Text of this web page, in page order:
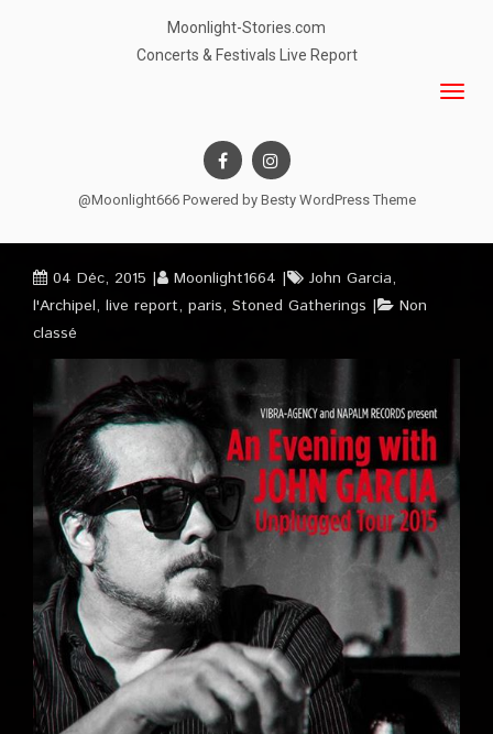
Moonlight-Stories.com
Concerts & Festivals Live Report
@Moonlight666 Powered by Besty WordPress Theme
04 Déc, 2015 Moonlight1664 John Garcia,
l'Archipel, live report, paris, Stoned Gatherings
Non
classé